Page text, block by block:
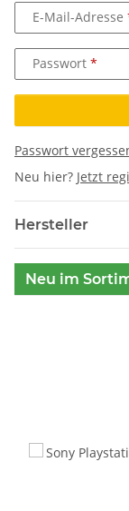
E-Mail-Adresse
Passwort
Passwort
Neu hier? Jetzt
Hersteller
Neu im